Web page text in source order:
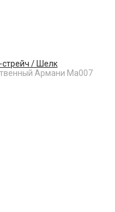
стрейч / Шелк
Армани Ma007